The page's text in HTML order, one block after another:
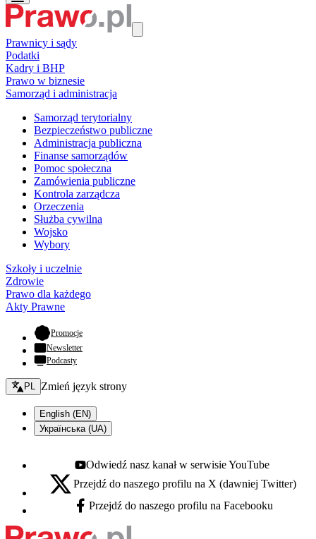
Prawnicy i sądy
Podatki
Kadry i BHP
Prawo w biznesie
Samorząd i administracja
Samorząd terytorialny
Bezpieczeństwo publiczne
Administracja publiczna
Finanse samorządów
Pomoc społeczna
Zamówienia publiczne
Kontrola zarządcza
Orzeczenia
Służba cywilna
Wojsko
Wybory
Szkoły i uczelnie
Zdrowie
Prawo dla każdego
Akty Prawne
Promocje- otwiera się w nowej karcie
Newsletter
Podcasty
Zmień język - bieżący:
PL Zmień język strony
English (EN)
Українська (UA)
Youtube - otwiera się w nowej karcie
Odwiedź nasz kanał w serwisie YouTube
X - otwiera się w nowej karcie
Przejdź do naszego profilu na X (dawniej Twitter)
Facebook - otwiera się w nowej karcie
Przejdź do naszego profilu na Facebooku